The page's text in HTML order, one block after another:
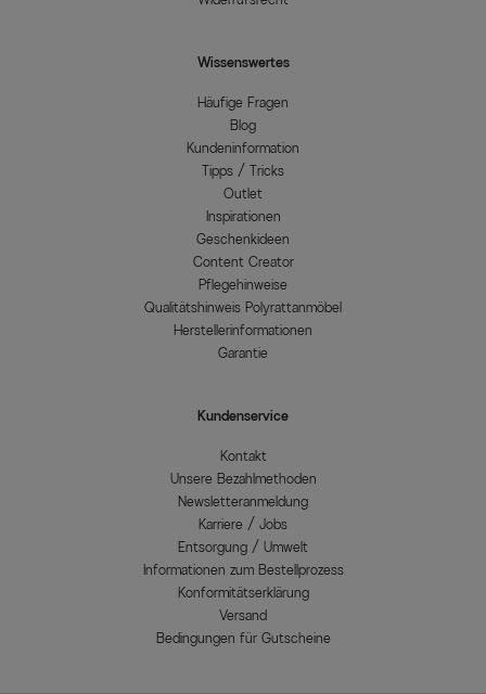
Wissenswertes
Häufige Fragen
Blog
Kundeninformation
Tipps / Tricks
Outlet
Inspirationen
Geschenkideen
Content Creator
Pflegehinweise
Qualitätshinweis Polyrattanmöbel
Herstellerinformationen
Garantie
Kundenservice
Kontakt
Unsere Bezahlmethoden
Newsletteranmeldung
Karriere / Jobs
Entsorgung / Umwelt
Informationen zum Bestellprozess
Konformitätserklärung
Versand
Bedingungen für Gutscheine